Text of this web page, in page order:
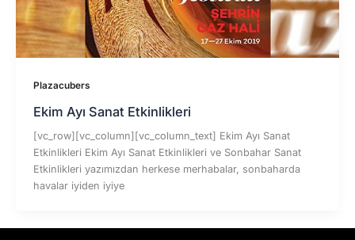
Plazacubers
Ekim Ayı Sanat Etkinlikleri
[vc_row][vc_column][vc_column_text] Ekim Ayı Sanat
Etkinlikleri Ekim Ayı Sanat Etkinlikleri ve Sonbahar Sanat
Etkinlikleri yazımızdan herkese merhabalar, sonbaharda
havalar iyiden iyiye